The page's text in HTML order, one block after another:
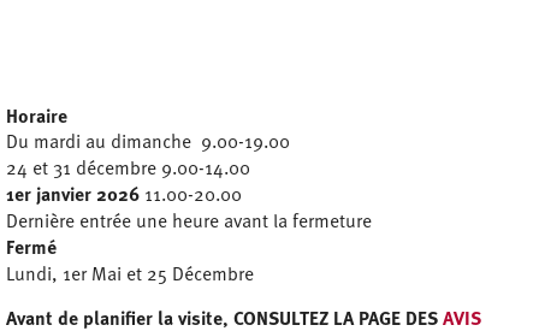
Horaire
Du mardi au dimanche 9.00-19.00
24 et 31 décembre 9.00-14.00
1er janvier 2026 11.00-20.00
Dernière entrée une heure avant la fermeture
Fermé
Lundi, 1er Mai et 25 Décembre
Avant de planifier la visite, CONSULTEZ LA PAGE DES AVIS